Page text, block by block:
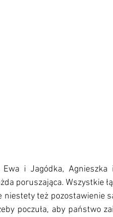
i Jagódka, Agnieszka
poruszająca. Wszystkie
też pozostawienie
poczuła, aby państwo